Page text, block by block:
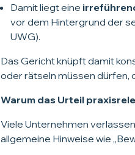
Damit liegt eine
vor dem Hintergrund der
UWG).
Das Gericht knüpft damit
oder rätseln müssen dürfen,
Warum das Urteil
Viele Unternehmen
allgemeine Hinweise wie